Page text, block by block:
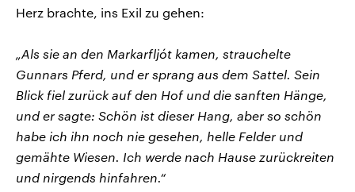
Herz brachte, ins Exil zu gehen:
„Als sie an den Markarfljót kamen, strauchelte
Gunnars Pferd, und er sprang aus dem Sattel. Sein
Blick fiel zurück auf den Hof und die sanften Hänge,
und er sagte: Schön ist dieser Hang, aber so schön
habe ich ihn noch nie gesehen, helle Felder und
gemähte Wiesen. Ich werde nach Hause zurückreiten
und nirgends hinfahren.“